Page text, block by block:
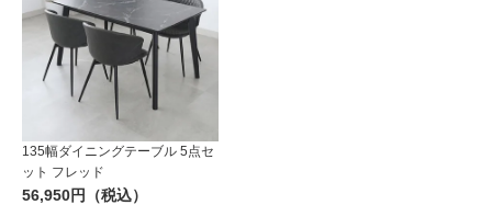
135幅ダイニングテーブル 5点セ
ット フレッド
56,950円（税込）